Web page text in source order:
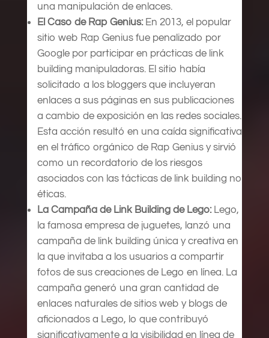
una manipulación de enlaces.
El Caso de Rap Genius:En 2013, el popular
sitio web Rap Genius fue penalizado por
Google por participar en prácticas de link
building manipuladoras. El sitio había
solicitado a los bloggers que incluyeran
enlaces a sus páginas en sus publicaciones
a cambio de exposición en las redes sociales.
Esta acción resultó en una caída significativa
en el tráfico orgánico de Rap Genius y sirvió
como un recordatorio de los riesgos
asociados con las tácticas de link building no
éticas.
La Campaña de Link Building de Lego:Lego,
la famosa empresa de juguetes, lanzó una
campaña de link building única y creativa en
la que invitaba a los usuarios a compartir
fotos de sus creaciones de Lego en línea. La
campaña generó una gran cantidad de
enlaces naturales de sitios web y blogs de
aficionados a Lego, lo que contribuyó
significativamente a la visibilidad en línea de